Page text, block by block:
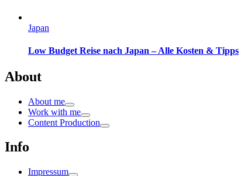
Japan
Low Budget Reise nach Japan – Alle Kosten & Tipps
About
About me
Work with me
Content Production
Info
Impressum